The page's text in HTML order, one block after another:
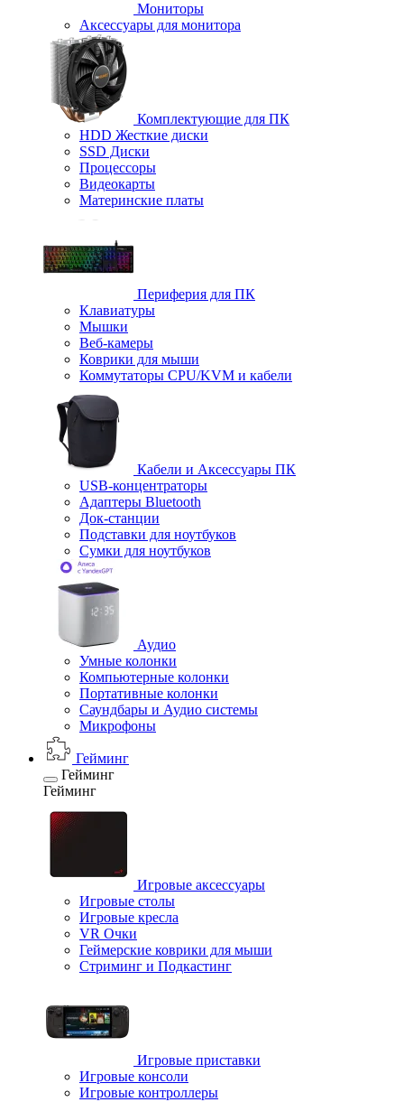
Мониторы
Аксессуары для монитора
Комплектующие для ПК
HDD Жесткие диски
SSD Диски
Процессоры
Видеокарты
Материнские платы
Периферия для ПК
Клавиатуры
Мышки
Веб-камеры
Коврики для мыши
Коммутаторы CPU/KVM и кабели
Кабели и Аксессуары ПК
USB-концентраторы
Адаптеры Bluetooth
Док-станции
Подставки для ноутбуков
Сумки для ноутбуков
Аудио
Умные колонки
Компьютерные колонки
Портативные колонки
Саундбары и Аудио системы
Микрофоны
Гейминг
Гейминг
Гейминг
Игровые аксессуары
Игровые столы
Игровые кресла
VR Очки
Геймерские коврики для мыши
Стриминг и Подкастинг
Игровые приставки
Игровые консоли
Игровые контроллеры